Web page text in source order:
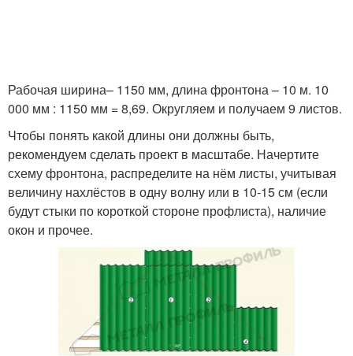
Рабочая ширина– 1150 мм, длина фронтона – 10 м. 10
000 мм : 1150 мм = 8,69. Округляем и получаем 9 листов.
Чтобы понять какой длины они должны быть,
рекомендуем сделать проект в масштабе. Начертите
схему фронтона, распределите на нём листы, учитывая
величину нахлёстов в одну волну или в 10-15 см (если
будут стыки по короткой стороне профлиста), наличие
окон и прочее.